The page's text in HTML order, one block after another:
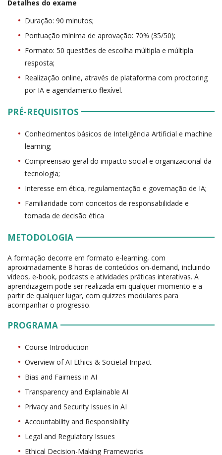
Detalhes do exame
Duração: 90 minutos;
Pontuação mínima de aprovação: 70% (35/50);
Formato: 50 questões de escolha múltipla e múltipla
resposta;
Realização online, através de plataforma com proctoring
por IA e agendamento flexível.
PRÉ-REQUISITOS
Conhecimentos básicos de Inteligência Artificial e machine
learning;
Compreensão geral do impacto social e organizacional da
tecnologia;
Interesse em ética, regulamentação e governação de IA;
Familiaridade com conceitos de responsabilidade e
tomada de decisão ética
METODOLOGIA
A formação decorre em formato e-learning, com
aproximadamente 8 horas de conteúdos on-demand, incluindo
vídeos, e-book, podcasts e atividades práticas interativas. A
aprendizagem pode ser realizada em qualquer momento e a
partir de qualquer lugar, com quizzes modulares para
acompanhar o progresso.
PROGRAMA
Course Introduction
Overview of AI Ethics & Societal Impact
Bias and Fairness in AI
Transparency and Explainable AI
Privacy and Security Issues in AI
Accountability and Responsibility
Legal and Regulatory Issues
Ethical Decision-Making Frameworks